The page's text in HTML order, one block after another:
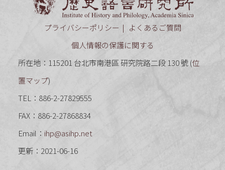
プライバシーポリシー
よくあるご質問
個人情報の保護に関する
所在地：115201 台北市南港區 研究院路二段 130 號 (位
置マップ)
TEL：886-2-27829555
FAX：886-2-27868834
Email： ihp@asihp.net
更新：2021-06-16